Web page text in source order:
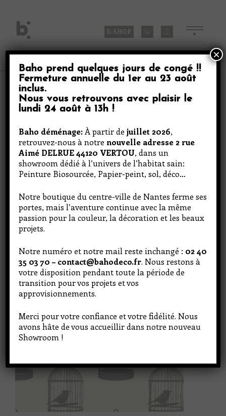
content
E-SHOP
Produits
Birds In Cage 1
Baho prend quelques jours de congé !!
Fermeture annuelle du1er au 23 août
inclus.
Nous vous retrouvons avec plaisir le
lundi 24 août à 13h !
Baho déménage: À partir dejuillet 2026,
retrouvez-nous à notre nouvelle adresse 2 rue
Aimé DELRUE 44120 VERTOU, dans un
showroom dédié à l’univers de l’habitat sain:
Peinture Biosourcée, Papier-peint, sol, déco…
Notre boutique du centre-ville de Nantes ferme ses
portes, mais l’aventure continue avec la même
passion pour la couleur, la décoration et les beaux
projets.
Notre numéro et notre mail reste inchangé : 02 40
35 03 70 – contact@bahodeco.fr. Nous restons à
votre disposition pendant toute la période de
transition pour vos projets et vos
approvisionnements.
Merci pour votre confiance et votre fidélité. Nous
avons hâte de vous accueillir dans notre nouveau
Showroom !
×